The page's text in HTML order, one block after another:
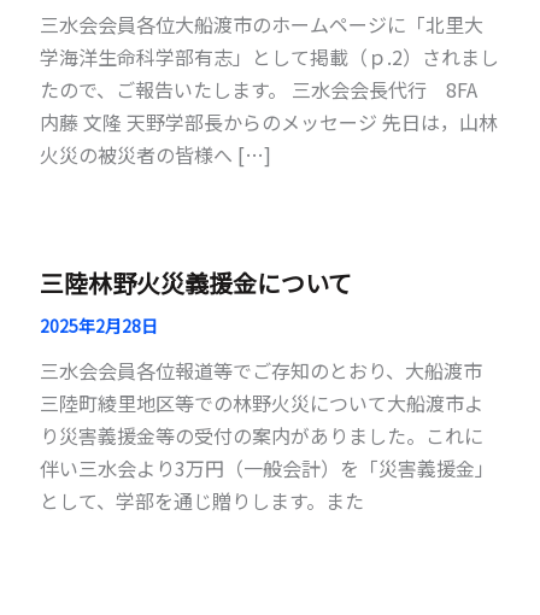
三水会会員各位大船渡市のホームページに「北里大
学海洋生命科学部有志」として掲載（ｐ.2）されまし
たので、ご報告いたします。 三水会会長代行 8FA
内藤 文隆 天野学部長からのメッセージ 先日は，山林
火災の被災者の皆様へ […]
三陸林野火災義援金について
2025年2月28日
三水会会員各位報道等でご存知のとおり、大船渡市
三陸町綾里地区等での林野火災について大船渡市よ
り災害義援金等の受付の案内がありました。これに
伴い三水会より3万円（一般会計）を「災害義援金」
として、学部を通じ贈りします。また